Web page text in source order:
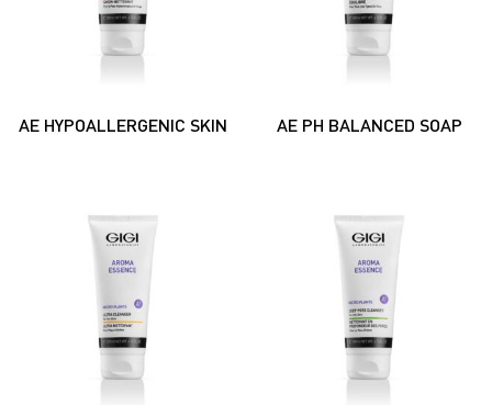
AE HYPOALLERGENIC SKIN AE PH BALANCED SOAP